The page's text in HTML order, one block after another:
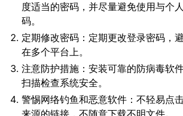
度适当的密码，并尽量避免使用与个
码。
定期修改密码：定期更改登录密码，
在多个平台上。
注意防护措施：安装可靠的防病毒软
扫描检查系统安全。
警惕网络钓鱼和恶意软件：不轻易点